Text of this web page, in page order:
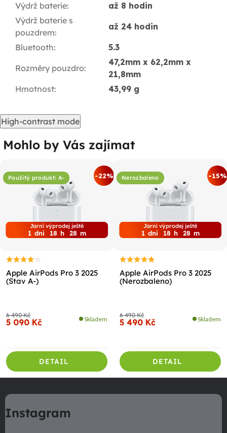
Výdrž baterie:
až 8 hodin
Výdrž baterie s
pouzdrem:
až 24 hodin
Bluetooth: 5.3
Rozměry pouzdro:
47,2mm x 62,2mm x
21,8mm
Hmotnost: 43,99 g
High-contrast mode
Mohlo by Vás zajímat
Použitý produkt: A- -22%
Jarní výprodej ještě
1 dni 18 h 28 m
Apple AirPods Pro 3 2025
(Stav A-)
6 490 Kč
5 090 Kč Skladem
DETAIL
Nerozbaleno -15%
Jarní výprodej ještě
1 dni 18 h 28 m
Apple AirPods Pro 3 2025
(Nerozbaleno)
6 490 Kč
5 490 Kč Skladem
DETAIL
á
pInstagram